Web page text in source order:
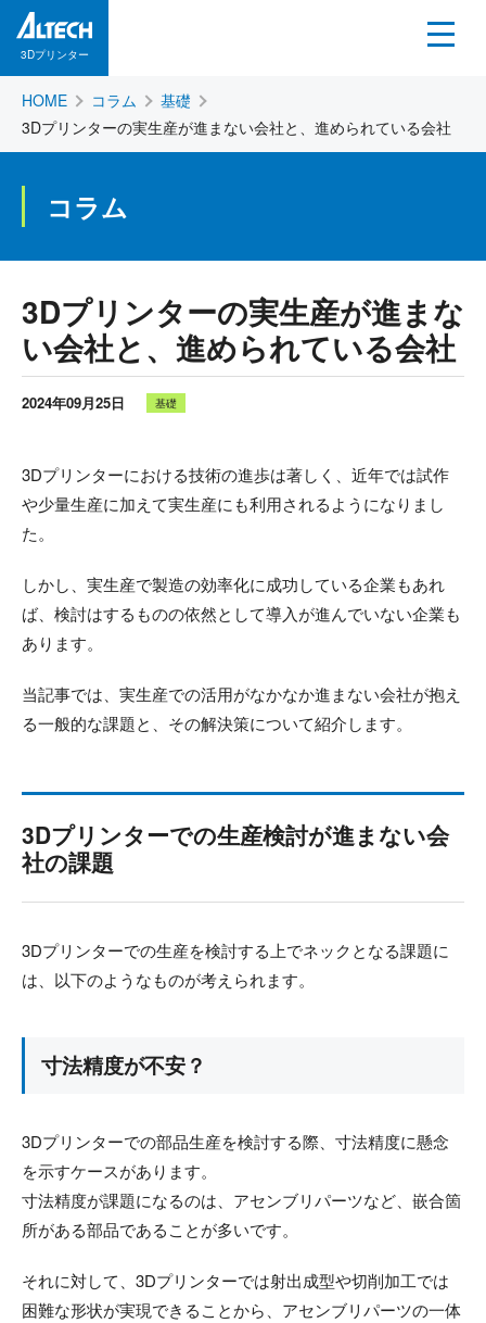
3Dプリンター
HOME コラム
基礎
3Dプリンターの実生産が進まない会社と、進められている会社
コラム
3Dプリンターの実生産が進まな
い会社と、進められている会社
2024年09月25日 基礎
3Dプリンターにおける技術の進歩は著しく、近年では試作
や少量生産に加えて実生産にも利用されるようになりまし
た。
しかし、実生産で製造の効率化に成功している企業もあれ
ば、検討はするものの依然として導入が進んでいない企業も
あります。
当記事では、実生産での活用がなかなか進まない会社が抱え
る一般的な課題と、その解決策について紹介します。
3Dプリンターでの生産検討が進まない会
社の課題
3Dプリンターでの生産を検討する上でネックとなる課題に
は、以下のようなものが考えられます。
寸法精度が不安？
3Dプリンターでの部品生産を検討する際、寸法精度に懸念
を示すケースがあります。
寸法精度が課題になるのは、アセンブリパーツなど、嵌合箇
所がある部品であることが多いです。
それに対して、3Dプリンターでは射出成型や切削加工では
困難な形状が実現できることから、アセンブリパーツの一体